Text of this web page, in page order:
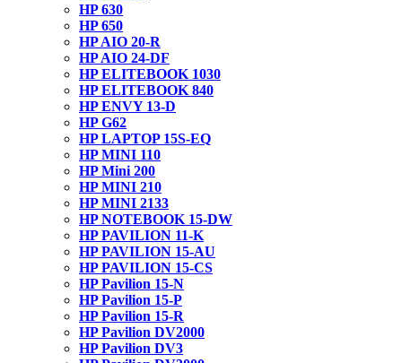
HP 630
HP 650
HP AIO 20-R
HP AIO 24-DF
HP ELITEBOOK 1030
HP ELITEBOOK 840
HP ENVY 13-D
HP G62
HP LAPTOP 15S-EQ
HP MINI 110
HP Mini 200
HP MINI 210
HP MINI 2133
HP NOTEBOOK 15-DW
HP PAVILION 11-K
HP PAVILION 15-AU
HP PAVILION 15-CS
HP Pavilion 15-N
HP Pavilion 15-P
HP Pavilion 15-R
HP Pavilion DV2000
HP Pavilion DV3